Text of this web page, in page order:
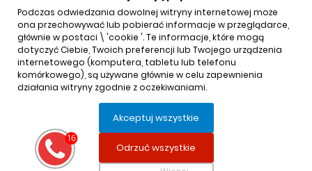
INFORMACJA O SKLEPIE
REGULAMINY
Podczas odwiedzania dowolnej witryny internetowej może
ona przechowywać lub pobierać informacje w przeglądarce,
głównie w postaci \ 'cookie '. Te informacje, które mogą
dotyczyć Ciebie, Twoich preferencji lub Twojego urządzenia
internetowego (komputera, tabletu lub telefonu
komórkowego), są używane głównie w celu zapewnienia
działania witryny zgodnie z oczekiwaniami.
Akceptuj wszystkie
Odrzuć wszystkie